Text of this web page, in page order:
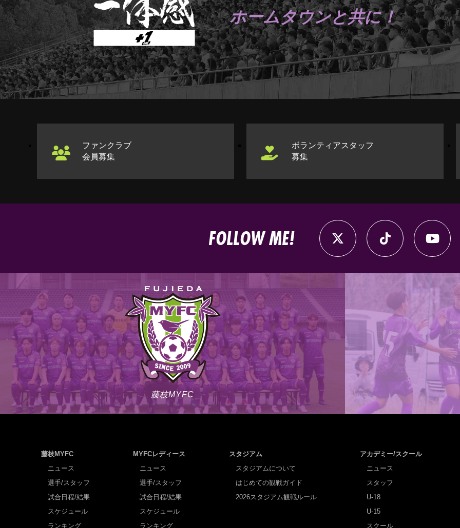
ホームタウンと共に！
ファンクラブ
会員募集
ボランティアスタッフ
募集
FOLLOW ME!
藤枝MYFC
藤枝MYFC
ニュース
選手/スタッフ
試合日程/結果
スケジュール
ランキング
MYFCレディース
ニュース
選手/スタッフ
試合日程/結果
スケジュール
ランキング
スタジアム
スタジアムについて
はじめての観戦ガイド
2026スタジアム観戦ルール
アカデミー/スクール
ニュース
スタッフ
U-18
U-15
スクール